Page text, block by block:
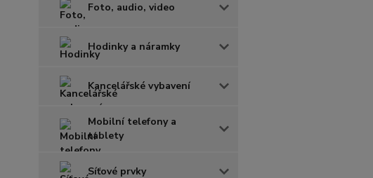
Foto, audio, video
Hodinky a náramky
Kancelářské vybavení
Mobilní telefony a
tablety
Síťové prvky